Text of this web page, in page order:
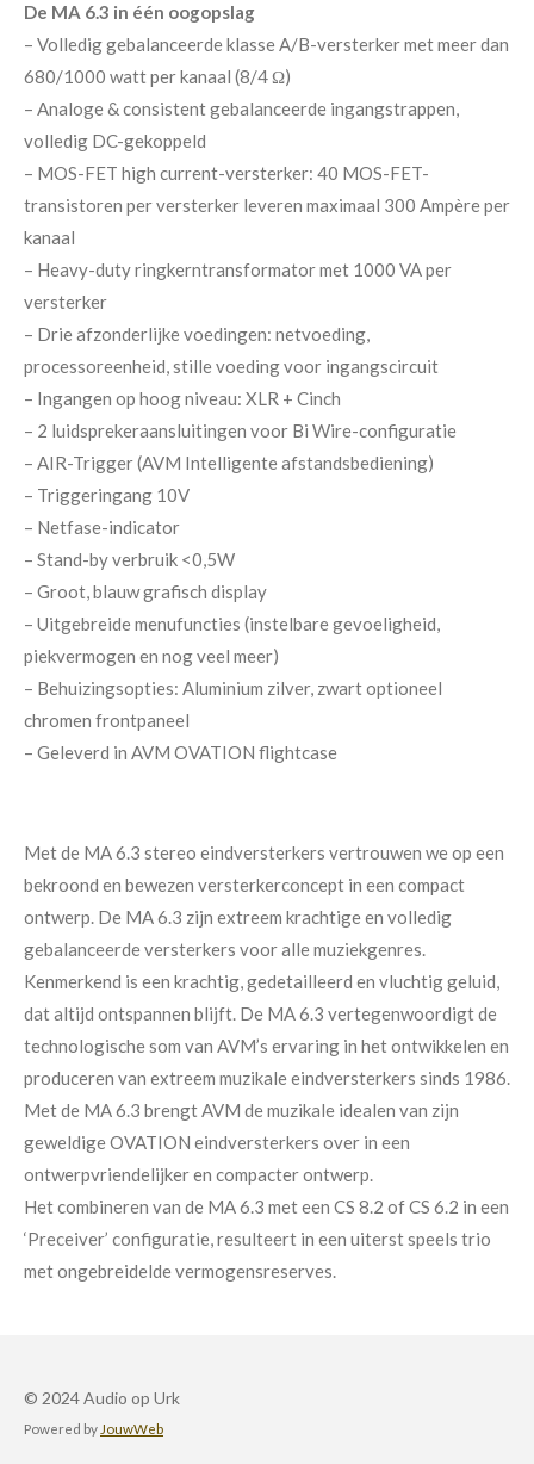
De MA 6.3 in één oogopslag
– Volledig gebalanceerde klasse A/B-versterker met meer dan
680/1000 watt per kanaal (8/4 Ω)
– Analoge & consistent gebalanceerde ingangstrappen,
volledig DC-gekoppeld
– MOS-FET high current-versterker: 40 MOS-FET-
transistoren per versterker leveren maximaal 300 Ampère per
kanaal
– Heavy-duty ringkerntransformator met 1000 VA per
versterker
– Drie afzonderlijke voedingen: netvoeding,
processoreenheid, stille voeding voor ingangscircuit
– Ingangen op hoog niveau: XLR + Cinch
– 2 luidsprekeraansluitingen voor Bi Wire-configuratie
– AIR-Trigger (AVM Intelligente afstandsbediening)
– Triggeringang 10V
– Netfase-indicator
– Stand-by verbruik <0,5W
– Groot, blauw grafisch display
– Uitgebreide menufuncties (instelbare gevoeligheid,
piekvermogen en nog veel meer)
– Behuizingsopties: Aluminium zilver, zwart optioneel
chromen frontpaneel
– Geleverd in AVM OVATION flightcase
Met de MA 6.3 stereo eindversterkers vertrouwen we op een
bekroond en bewezen versterkerconcept in een compact
ontwerp. De MA 6.3 zijn extreem krachtige en volledig
gebalanceerde versterkers voor alle muziekgenres.
Kenmerkend is een krachtig, gedetailleerd en vluchtig geluid,
dat altijd ontspannen blijft. De MA 6.3 vertegenwoordigt de
technologische som van AVM’s ervaring in het ontwikkelen en
produceren van extreem muzikale eindversterkers sinds 1986.
Met de MA 6.3 brengt AVM de muzikale idealen van zijn
geweldige OVATION eindversterkers over in een
ontwerpvriendelijker en compacter ontwerp.
Het combineren van de MA 6.3 met een CS 8.2 of CS 6.2 in een
‘Preceiver’ configuratie, resulteert in een uiterst speels trio
met ongebreidelde vermogensreserves.
© 2024 Audio op Urk
Powered by JouwWeb